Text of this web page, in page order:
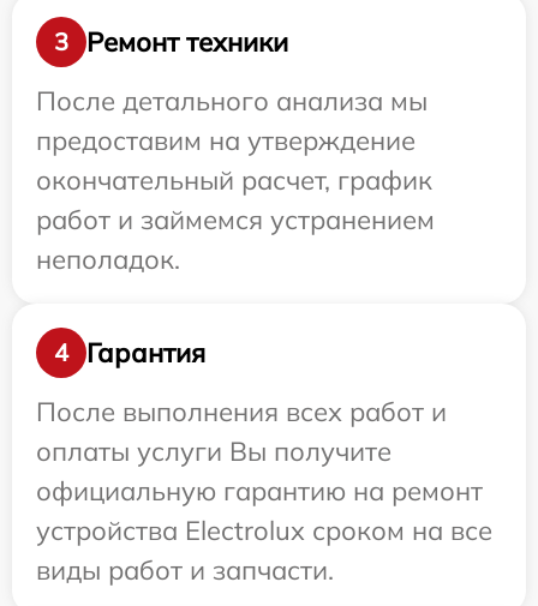
3
Ремонт техники
После детального анализа мы
предоставим на утверждение
окончательный расчет, график
работ и займемся устранением
неполадок.
4
Гарантия
После выполнения всех работ и
оплаты услуги Вы получите
официальную гарантию на ремонт
устройства Electrolux сроком на все
виды работ и запчасти.